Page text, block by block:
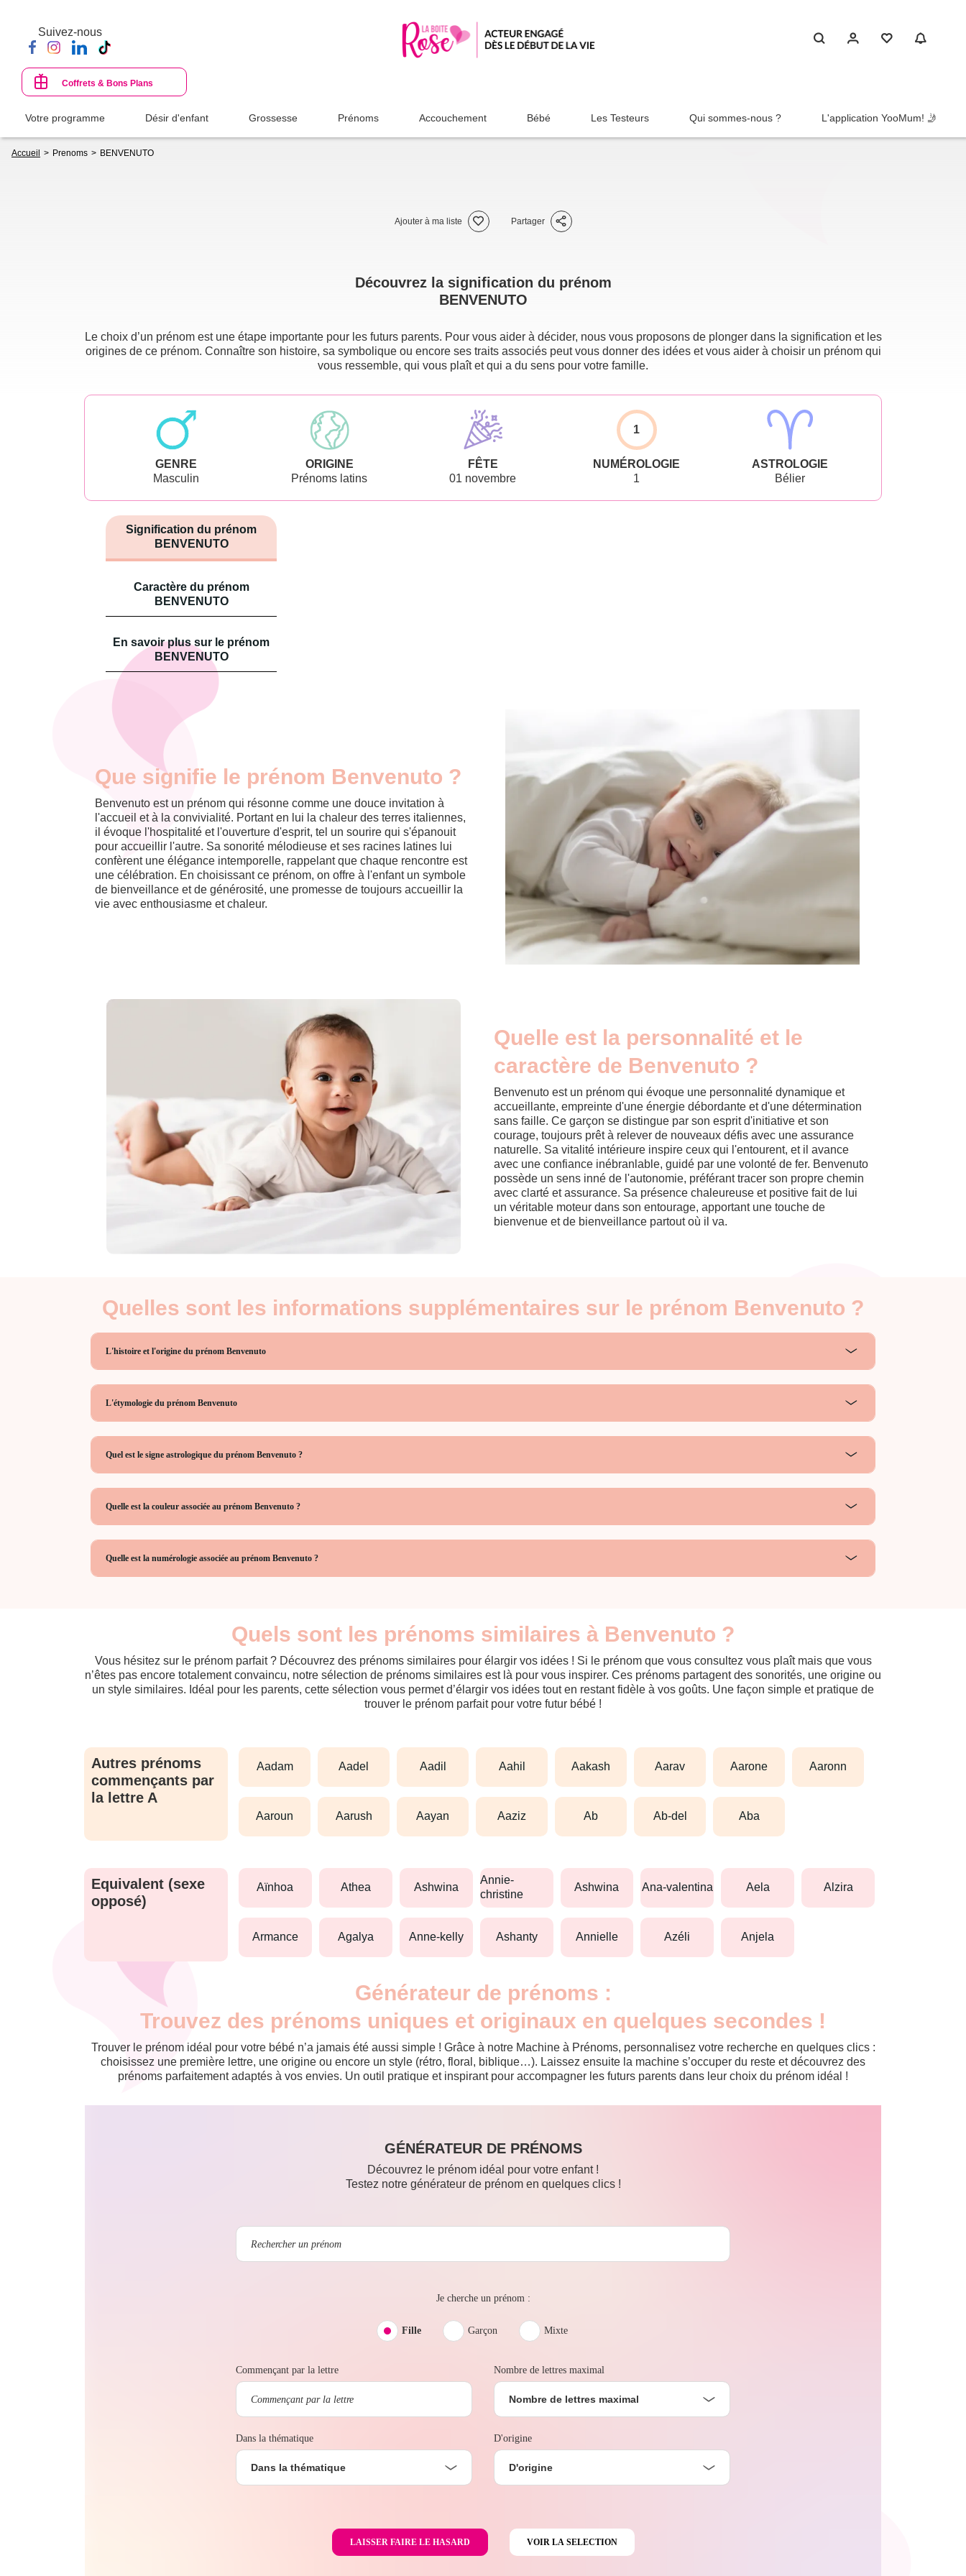
contenu
principal
Suivez-nous
Coffrets & Bons Plans
Votre programme Désir d'enfant Grossesse Prénoms Accouchement Bébé Les Testeurs Qui sommes-nous ? L'application YooMum! 🤳
d'Ariane
Accueil Prenoms BENVENUTO
Ajouter à ma liste Partager
Découvrez la signification du prénom
BENVENUTO
Le choix d’un prénom est une étape importante pour les futurs parents. Pour vous aider à décider, nous vous proposons de plonger dans la signification et les
origines de ce prénom. Connaître son histoire, sa symbolique ou encore ses traits associés peut vous donner des idées et vous aider à choisir un prénom qui
vous ressemble, qui vous plaît et qui a du sens pour votre famille.
GENRE
Masculin
ORIGINE
Prénoms latins
FÊTE
01 novembre
1
NUMÉROLOGIE
1
ASTROLOGIE
Bélier
Signification du prénom
BENVENUTO
Caractère du prénom
BENVENUTO
En savoir plus sur le prénom
BENVENUTO
Que signifie le prénom Benvenuto ?
Benvenuto est un prénom qui résonne comme une douce invitation à
l'accueil et à la convivialité. Portant en lui la chaleur des terres italiennes,
il évoque l'hospitalité et l'ouverture d'esprit, tel un sourire qui s'épanouit
pour accueillir l'autre. Sa sonorité mélodieuse et ses racines latines lui
confèrent une élégance intemporelle, rappelant que chaque rencontre est
une célébration. En choisissant ce prénom, on offre à l'enfant un symbole
de bienveillance et de générosité, une promesse de toujours accueillir la
vie avec enthousiasme et chaleur.
Quelle est la personnalité et le
caractère de Benvenuto ?
Benvenuto est un prénom qui évoque une personnalité dynamique et
accueillante, empreinte d'une énergie débordante et d'une détermination
sans faille. Ce garçon se distingue par son esprit d'initiative et son
courage, toujours prêt à relever de nouveaux défis avec une assurance
naturelle. Sa vitalité intérieure inspire ceux qui l'entourent, et il avance
avec une confiance inébranlable, guidé par une volonté de fer. Benvenuto
possède un sens inné de l'autonomie, préférant tracer son propre chemin
avec clarté et assurance. Sa présence chaleureuse et positive fait de lui
un véritable moteur dans son entourage, apportant une touche de
bienvenue et de bienveillance partout où il va.
Quelles sont les informations supplémentaires sur le prénom Benvenuto ?
L'histoire et l'origine du prénom Benvenuto
L'étymologie du prénom Benvenuto
Quel est le signe astrologique du prénom Benvenuto ?
Quelle est la couleur associée au prénom Benvenuto ?
Quelle est la numérologie associée au prénom Benvenuto ?
Quels sont les prénoms similaires à Benvenuto ?
Vous hésitez sur le prénom parfait ? Découvrez des prénoms similaires pour élargir vos idées ! Si le prénom que vous consultez vous plaît mais que vous
n’êtes pas encore totalement convaincu, notre sélection de prénoms similaires est là pour vous inspirer. Ces prénoms partagent des sonorités, une origine ou
un style similaires. Idéal pour les parents, cette sélection vous permet d’élargir vos idées tout en restant fidèle à vos goûts. Une façon simple et pratique de
trouver le prénom parfait pour votre futur bébé !
Autres prénoms
commençants par
la lettre A
aadam aadel aadil aahil aakash aarav aarone aaronn
aaroun aarush aayan aaziz ab ab-del aba
Equivalent (sexe
opposé)
aïnhoa athea ashwina
annie-
christine
ashwina ana-valentina aela alzira
armance agalya anne-kelly ashanty annielle azéli anjela
Générateur de prénoms :
Trouvez des prénoms uniques et originaux en quelques secondes !
Trouver le prénom idéal pour votre bébé n’a jamais été aussi simple ! Grâce à notre Machine à Prénoms, personnalisez votre recherche en quelques clics :
choisissez une première lettre, une origine ou encore un style (rétro, floral, biblique…). Laissez ensuite la machine s’occuper du reste et découvrez des
prénoms parfaitement adaptés à vos envies. Un outil pratique et inspirant pour accompagner les futurs parents dans leur choix du prénom idéal !
GÉNÉRATEUR DE PRÉNOMS
Découvrez le prénom idéal pour votre enfant !
Testez notre générateur de prénom en quelques clics !
Je cherche un prénom :
Fille Garçon Mixte
Commençant par la lettre Nombre de lettres maximal
Nombre de lettres maximal
Dans la thématique
Dans la thématique
D'origine
D'origine